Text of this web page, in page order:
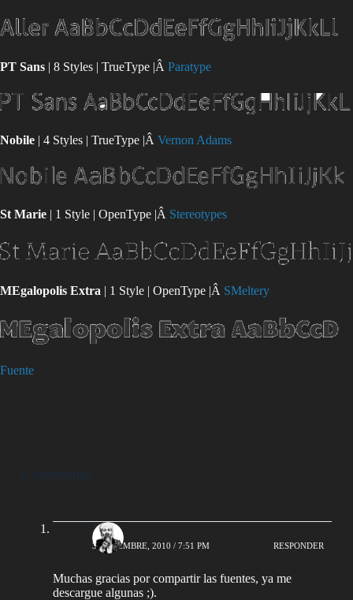
PT Sans | 8 Styles | TrueType |Â Paratype
Nobile | 4 Styles | TrueType |Â Vernon Adams
St Marie | 1 Style | OpenType |Â Stereotypes
MEgalopolis Extra | 1 Style | OpenType |Â SMeltery
Fuente
6 comentarios
JC
3 DICIEMBRE, 2010 / 7:51 PM RESPONDER
Muchas gracias por compartir las fuentes, ya me
descargue algunas ;).